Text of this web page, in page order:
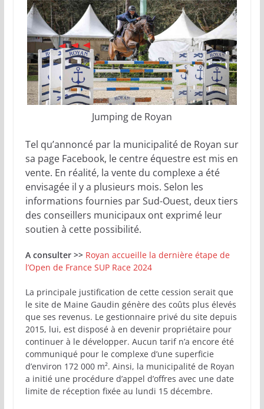
Jumping de Royan
Tel qu’annoncé par la municipalité de Royan sur
sa page Facebook, le centre équestre est mis en
vente. En réalité, la vente du complexe a été
envisagée il y a plusieurs mois. Selon les
informations fournies par Sud-Ouest, deux tiers
des conseillers municipaux ont exprimé leur
soutien à cette possibilité.
A consulter >> Royan accueille la dernière étape de
l’Open de France SUP Race 2024
La principale justification de cette cession serait que
le site de Maine Gaudin génère des coûts plus élevés
que ses revenus. Le gestionnaire privé du site depuis
2015, lui, est disposé à en devenir propriétaire pour
continuer à le développer. Aucun tarif n’a encore été
communiqué pour le complexe d’une superficie
d’environ 172 000 m². Ainsi, la municipalité de Royan
a initié une procédure d’appel d’offres avec une date
limite de réception fixée au lundi 15 décembre.